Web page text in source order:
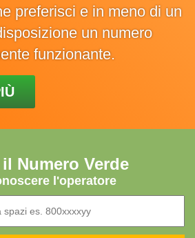
preferisci e in meno di un
un numero
funzionante.
il Numero Verde
l'operatore